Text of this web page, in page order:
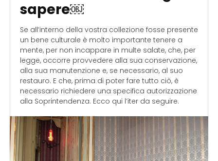
sapere￼
Se all’interno della vostra collezione fosse presente
un bene culturale è molto importante tenere a
mente, per non incappare in multe salate, che, per
legge, occorre provvedere alla sua conservazione,
alla sua manutenzione e, se necessario, al suo
restauro. E che, prima di poter fare tutto ciò, è
necessario richiedere una specifica autorizzazione
alla Soprintendenza. Ecco qui l’iter da seguire.